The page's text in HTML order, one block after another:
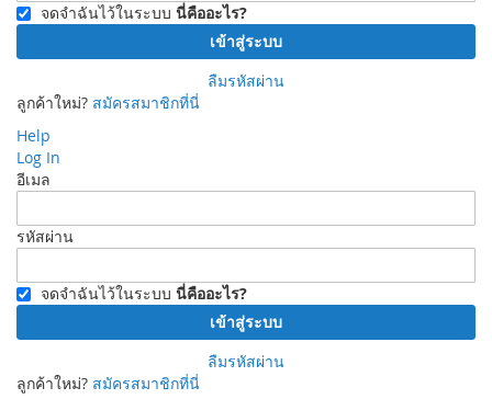
จดจำฉันไว้ในระบบ นี่คืออะไร?
เข้าสู่ระบบ
ลืมรหัสผ่าน
ลูกค้าใหม่? สมัครสมาชิกที่นี่
Help
Log In
อีเมล
รหัสผ่าน
จดจำฉันไว้ในระบบ นี่คืออะไร?
เข้าสู่ระบบ
ลืมรหัสผ่าน
ลูกค้าใหม่? สมัครสมาชิกที่นี่